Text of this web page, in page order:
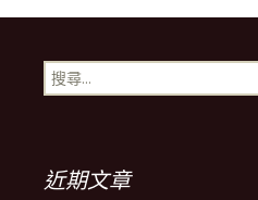
導
覽
列
搜
尋
近期文章